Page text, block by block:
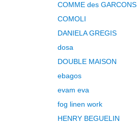
COMME des GARCONS
COMOLI
DANIELA GREGIS
dosa
DOUBLE MAISON
ebagos
evam eva
fog linen work
HENRY BEGUELIN